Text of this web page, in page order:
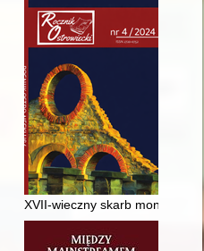
i ludzi
XVII-wieczny skarb monet z